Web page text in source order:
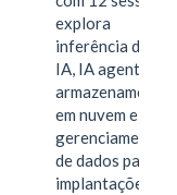
explora
inferência de
IA, IA agentiva,
armazenamento
em nuvem e
gerenciamento
de dados para
implantações